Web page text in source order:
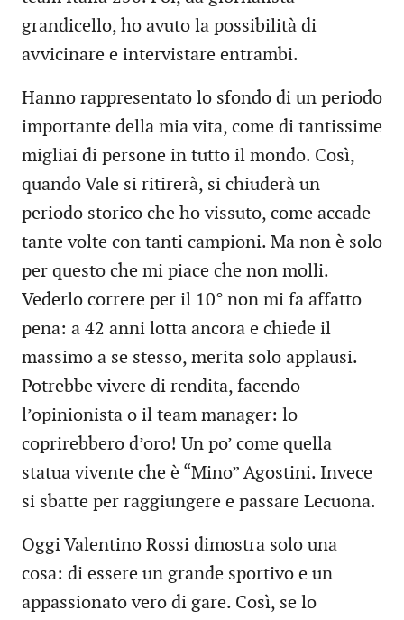
grandicello, ho avuto la possibilità di
avvicinare e intervistare entrambi.
Hanno rappresentato lo sfondo di un periodo
importante della mia vita, come di tantissime
migliai di persone in tutto il mondo. Così,
quando Vale si ritirerà, si chiuderà un
periodo storico che ho vissuto, come accade
tante volte con tanti campioni. Ma non è solo
per questo che mi piace che non molli.
Vederlo correre per il 10° non mi fa affatto
pena: a 42 anni lotta ancora e chiede il
massimo a se stesso, merita solo applausi.
Potrebbe vivere di rendita, facendo
l’opinionista o il team manager: lo
coprirebbero d’oro! Un po’ come quella
statua vivente che è “Mino” Agostini. Invece
si sbatte per raggiungere e passare Lecuona.
Oggi Valentino Rossi dimostra solo una
cosa: di essere un grande sportivo e un
appassionato vero di gare. Così, se lo